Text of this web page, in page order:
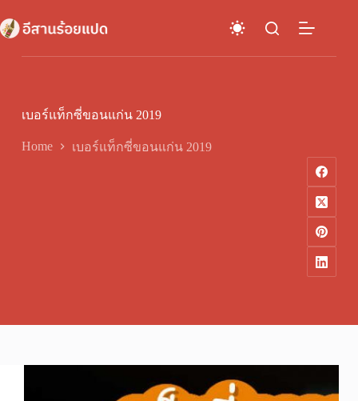
to
content
เบอร์แท็กซี่ขอนแก่น 2019
Home เบอร์แท็กซี่ขอนแก่น 2019